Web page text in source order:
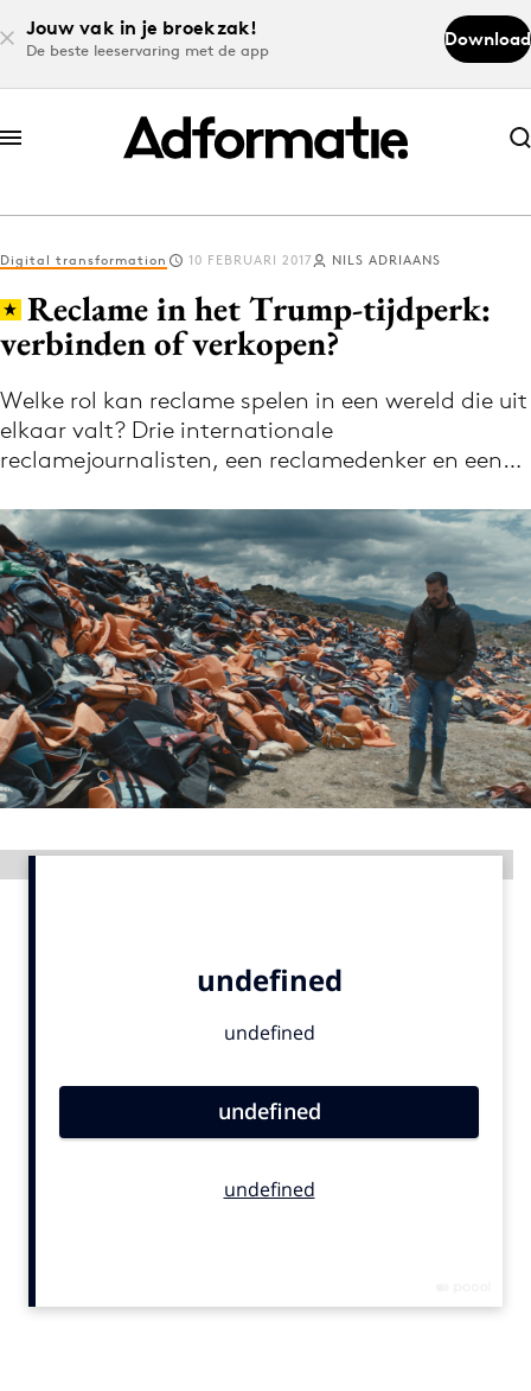
Jouw vak in je broekzak!
De beste leeservaring met de app
Download
Abonneer nu
Abonneer nu
Log in
Download de app
Volg het laatste nieuws via de Adformatie
Nieuws app
Menu
Home
9 sept: GenAI-training
12 nov: MarketingLive!
Adverteren
Events
Opleidingen
Vacatures
Bureaus
Digital transformation 10 FEBRUARI 2017 NILS ADRIAANS
Reclame in het Trump-tijdperk:
verbinden of verkopen?
Welke rol kan reclame spelen in een wereld die uit
elkaar valt? Drie internationale
reclamejournalisten, een reclamedenker en een…